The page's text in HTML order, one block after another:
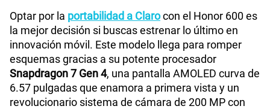
Optar por la portabilidad a Clarocon el Honor 600 es
la mejor decisión si buscas estrenar lo último en
innovación móvil. Este modelo llega para romper
esquemas gracias a su potente procesador
Snapdragon 7 Gen 4, una pantalla AMOLED curva de
6.57 pulgadas que enamora a primera vista y un
revolucionario sistema de cámara de 200 MP con